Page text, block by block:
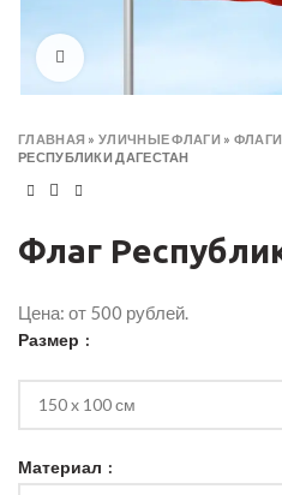
ГЛАВНАЯ »УЛИЧНЫЕ ФЛАГИ »
РЕСПУБЛИКИ ДАГЕСТАН
Флаг
Цена: от 500 рублей.
Размер
Материал